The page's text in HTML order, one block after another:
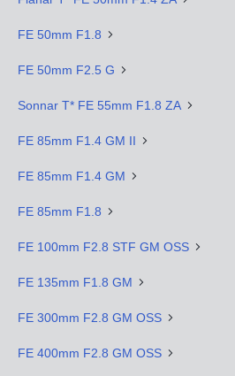
FE 50mm F1.8
FE 50mm F2.5 G
Sonnar T* FE 55mm F1.8 ZA
FE 85mm F1.4 GM II
FE 85mm F1.4 GM
FE 85mm F1.8
FE 100mm F2.8 STF GM OSS
FE 135mm F1.8 GM
FE 300mm F2.8 GM OSS
FE 400mm F2.8 GM OSS